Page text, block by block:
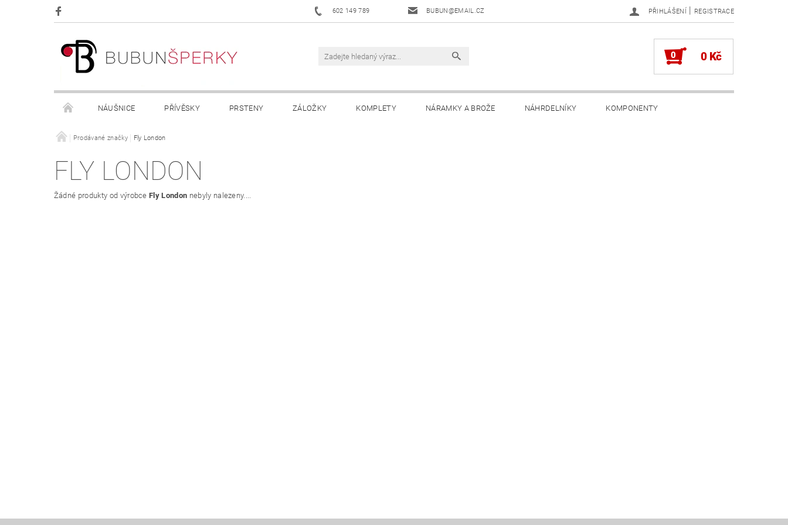
602 149 789 BUBUN@EMAIL.CZ PŘIHLÁŠENÍ | REGISTRACE
0 0 Kč
NÁUŠNICE PŘÍVĚSKY PRSTENY ZÁLOŽKY KOMPLETY NÁRAMKY A BROŽE NÁHRDELNÍKY KOMPONENTY
OBCHODNÍ PODMÍNKY
Prodávané značky Fly London
FLY LONDON
Žádné produkty od výrobceFly London nebyly nalezeny....